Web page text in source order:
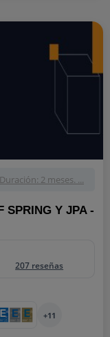
Duración: 2 meses. ...
SPRING Y JPA -
207 reseñas
+11